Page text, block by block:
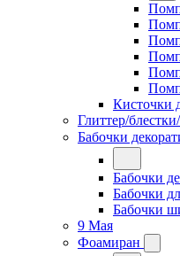
Кисточки
Глиттер/
Бабочки
Бабочки
Бабочки
Бабочки
9 Мая
Фоамиран